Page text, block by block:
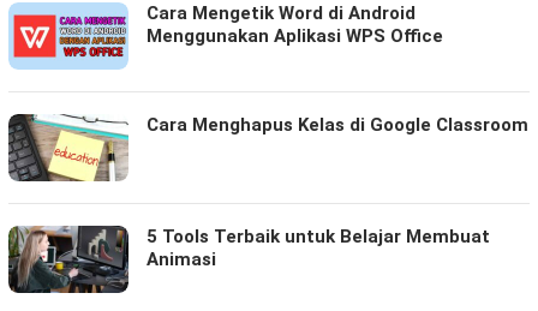
Cara Mengetik Word di Android
Menggunakan Aplikasi WPS Office
Cara Menghapus Kelas di Google Classroom
5 Tools Terbaik untuk Belajar Membuat
Animasi